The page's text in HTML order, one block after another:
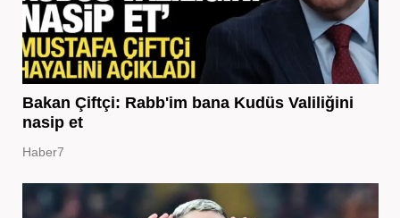
Bakan Çiftçi: Rabb'im bana Kudüs Valiliğini
nasip et
Haber7